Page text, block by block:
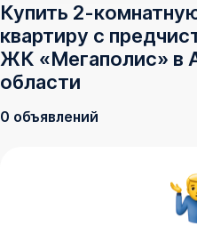
Купить 2-
квартиру с
ЖК «Мегаполис» в
области
0 объявлений